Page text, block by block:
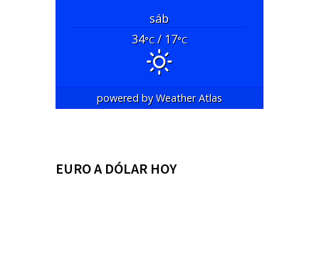
sáb
34°C/ 17°C
powered byWeather Atlas
EURO A DÓLAR HOY